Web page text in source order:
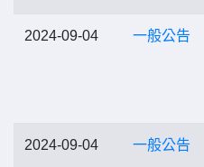
2024-09-04 一般公告
2024-09-04 一般公告